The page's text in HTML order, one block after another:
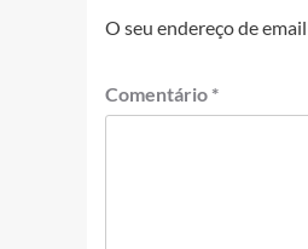
O seu endereço de
Comentário *